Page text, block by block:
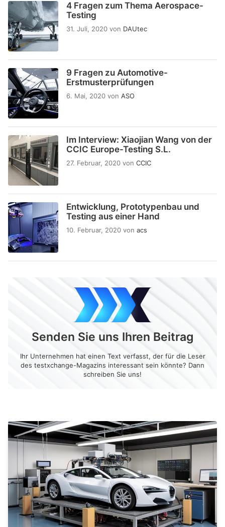
4 Fragen zum Thema Aerospace-
Testing
31. Juli, 2020 von DAUtec
9 Fragen zu Automotive-
Erstmusterprüfungen
6. Mai, 2020 von ASO
Im Interview: Xiaojian Wang von der
CCIC Europe-Testing S.L.
27. Februar, 2020 von CCIC
Entwicklung, Prototypenbau und
Testing aus einer Hand
10. Februar, 2020 von acs
Senden Sie uns Ihren Beitrag
Ihr Unternehmen hat einen Text verfasst, der für die Leser
des testxchange-Magazins interessant sein könnte? Dann
schreiben Sie uns!